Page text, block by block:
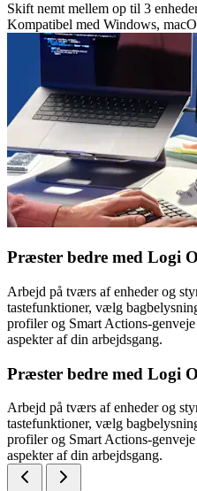
Skift nemt mellem op til 3
Kompatibel med Windows,
Præster bedre med Logi
Arbejd på tværs af enheder og
tastefunktioner, vælg
profiler og Smart Actions-
aspekter af din arbejdsgang.
Præster bedre med Logi
Arbejd på tværs af enheder og
tastefunktioner, vælg
profiler og Smart Actions-
aspekter af din arbejdsgang.